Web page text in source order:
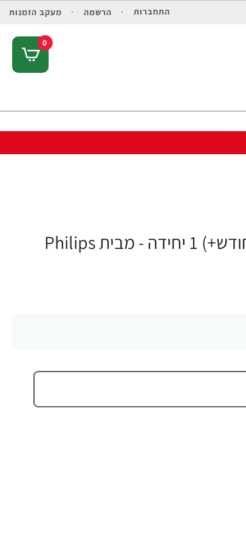
התחברות הרשמה מעקב הזמנות
0
אוונט בקבוק לתינוק ללא טבעת 330 מ"ל (3 חודש+) 1 יחידה - מבית Philips